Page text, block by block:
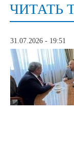
ЧИТАТЬ
31.07.2026 - 19:51